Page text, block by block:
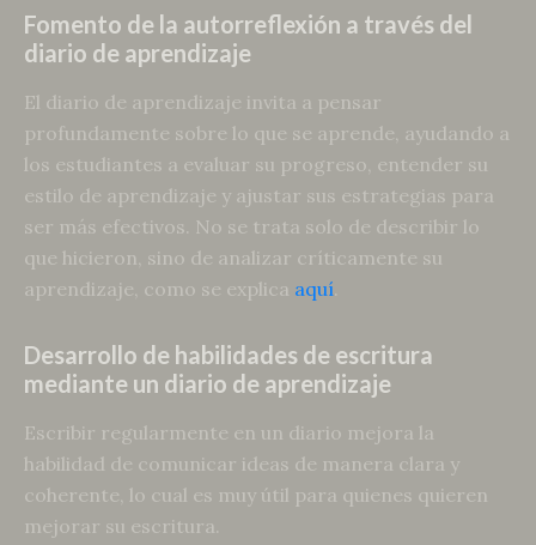
Fomento de la autorreflexión a través del
diario de aprendizaje
El diario de aprendizaje invita a pensar
profundamente sobre lo que se aprende, ayudando a
los estudiantes a evaluar su progreso, entender su
estilo de aprendizaje y ajustar sus estrategias para
ser más efectivos. No se trata solo de describir lo
que hicieron, sino de analizar críticamente su
aprendizaje, como se explica aquí.
Desarrollo de habilidades de escritura
mediante un diario de aprendizaje
Escribir regularmente en un diario mejora la
habilidad de comunicar ideas de manera clara y
coherente, lo cual es muy útil para quienes quieren
mejorar su escritura.